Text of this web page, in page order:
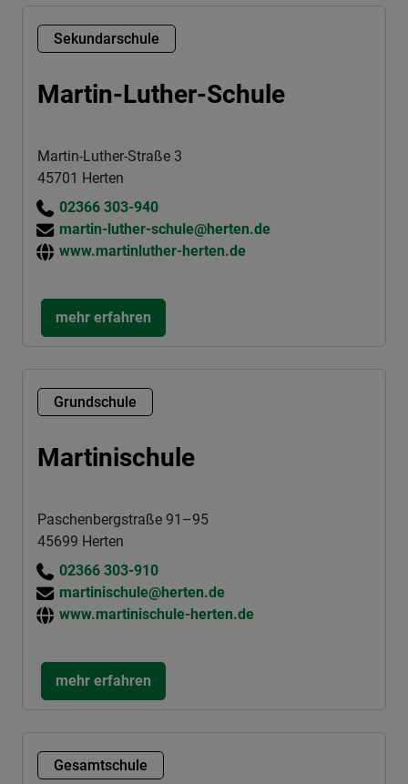
Sekundarschule
Martin-Luther-Schule
Martin-Luther-Straße 3
45701 Herten
02366 303-940
martin-luther-schule@herten.de
www.martinluther-herten.de
mehr erfahren
Grundschule
Martinischule
Paschenbergstraße 91–95
45699 Herten
02366 303-910
martinischule@herten.de
www.martinischule-herten.de
mehr erfahren
Gesamtschule